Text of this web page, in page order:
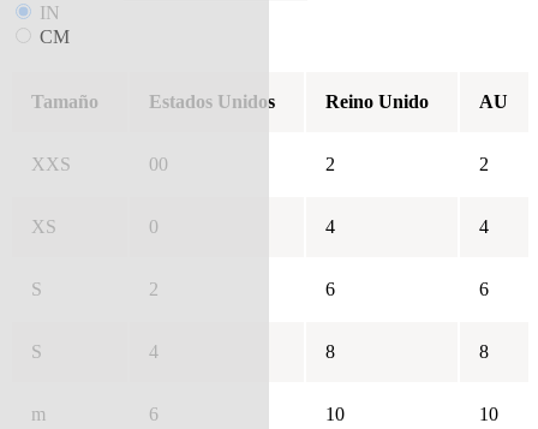
IN
CM
Tamaño Estados Unidos Reino Unido AU
XXS 00 2 2
XS 0 4 4
S 2 6 6
S 4 8 8
m 6 10 10